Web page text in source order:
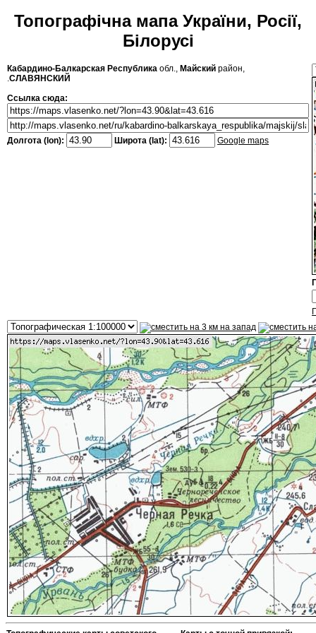
Топографічна мапа України, Росії,
Білорусі
Кабардино-Балкарская Республика обл., Майский район,
.СЛАВЯНСКИЙ
Ссылка сюда:
Долгота (lon): Широта (lat): Google maps